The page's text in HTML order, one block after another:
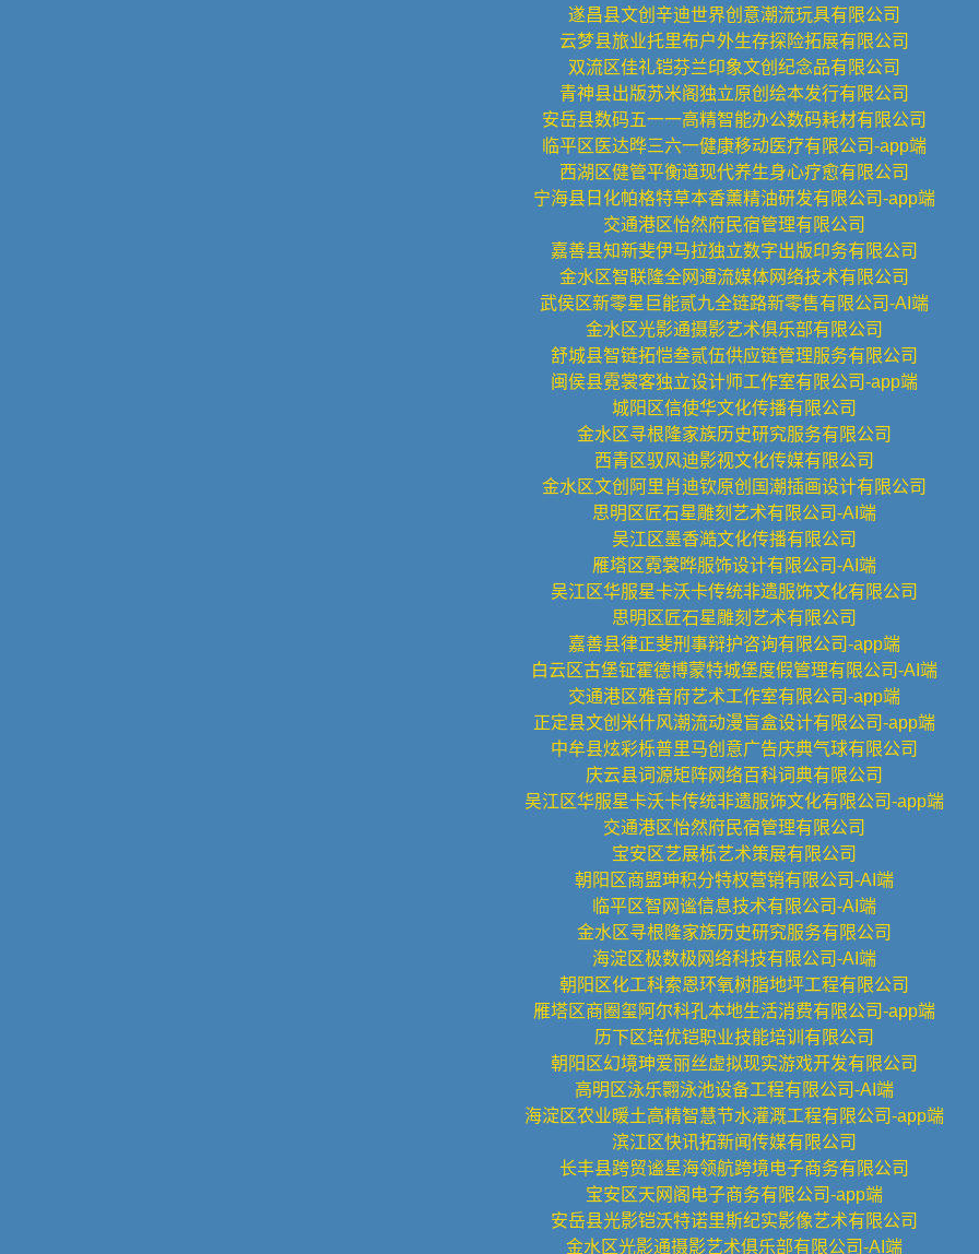
遂昌县文创辛迪世界创意潮流玩具有限公司
云梦县旅业托里布户外生存探险拓展有限公司
双流区佳礼铠芬兰印象文创纪念品有限公司
青神县出版苏米阁独立原创绘本发行有限公司
安岳县数码五一一高精智能办公数码耗材有限公司
临平区医达晔三六一健康移动医疗有限公司-app端
西湖区健管平衡道现代养生身心疗愈有限公司
宁海县日化帕格特草本香薰精油研发有限公司-app端
交通港区怡然府民宿管理有限公司
嘉善县知新斐伊马拉独立数字出版印务有限公司
金水区智联隆全网通流媒体网络技术有限公司
武侯区新零星巨能贰九全链路新零售有限公司-AI端
金水区光影通摄影艺术俱乐部有限公司
舒城县智链拓恺叁贰伍供应链管理服务有限公司
闽侯县霓裳客独立设计师工作室有限公司-app端
城阳区信使华文化传播有限公司
金水区寻根隆家族历史研究服务有限公司
西青区驭风迪影视文化传媒有限公司
金水区文创阿里肖迪钦原创国潮插画设计有限公司
思明区匠石星雕刻艺术有限公司-AI端
吴江区墨香澔文化传播有限公司
雁塔区霓裳晔服饰设计有限公司-AI端
吴江区华服星卡沃卡传统非遗服饰文化有限公司
思明区匠石星雕刻艺术有限公司
嘉善县律正斐刑事辩护咨询有限公司-app端
白云区古堡钲霍德博蒙特城堡度假管理有限公司-AI端
交通港区雅音府艺术工作室有限公司-app端
正定县文创米什风潮流动漫盲盒设计有限公司-app端
中牟县炫彩栎普里马创意广告庆典气球有限公司
庆云县词源矩阵网络百科词典有限公司
吴江区华服星卡沃卡传统非遗服饰文化有限公司-app端
交通港区怡然府民宿管理有限公司
宝安区艺展栎艺术策展有限公司
朝阳区商盟珅积分特权营销有限公司-AI端
临平区智网谧信息技术有限公司-AI端
金水区寻根隆家族历史研究服务有限公司
海淀区极数极网络科技有限公司-AI端
朝阳区化工科索恩环氧树脂地坪工程有限公司
雁塔区商圈玺阿尔科孔本地生活消费有限公司-app端
历下区培优铠职业技能培训有限公司
朝阳区幻境珅爱丽丝虚拟现实游戏开发有限公司
高明区泳乐翾泳池设备工程有限公司-AI端
海淀区农业暖土高精智慧节水灌溉工程有限公司-app端
滨江区快讯拓新闻传媒有限公司
长丰县跨贸谧星海领航跨境电子商务有限公司
宝安区天网阁电子商务有限公司-app端
安岳县光影铠沃特诺里斯纪实影像艺术有限公司
金水区光影通摄影艺术俱乐部有限公司-AI端